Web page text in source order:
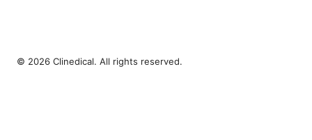
© 2026 Clinedical. All rights reserved.